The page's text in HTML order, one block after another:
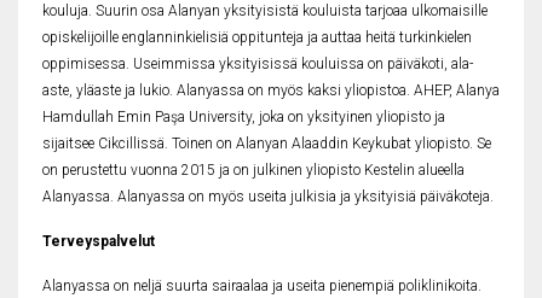
kouluja. Suurin osa Alanyan yksityisistä kouluista tarjoaa ulkomaisille
opiskelijoille englanninkielisiä oppitunteja ja auttaa heitä turkinkielen
oppimisessa. Useimmissa yksityisissä kouluissa on päiväkoti, ala-
aste, yläaste ja lukio. Alanyassa on myös kaksi yliopistoa. AHEP, Alanya
Hamdullah Emin Paşa University, joka on yksityinen yliopisto ja
sijaitsee Cikcillissä. Toinen on Alanyan Alaaddin Keykubat yliopisto. Se
on perustettu vuonna 2015 ja on julkinen yliopisto Kestelin alueella
Alanyassa. Alanyassa on myös useita julkisia ja yksityisiä päiväkoteja.
Terveyspalvelut
Alanyassa on neljä suurta sairaalaa ja useita pienempiä poliklinikoita.